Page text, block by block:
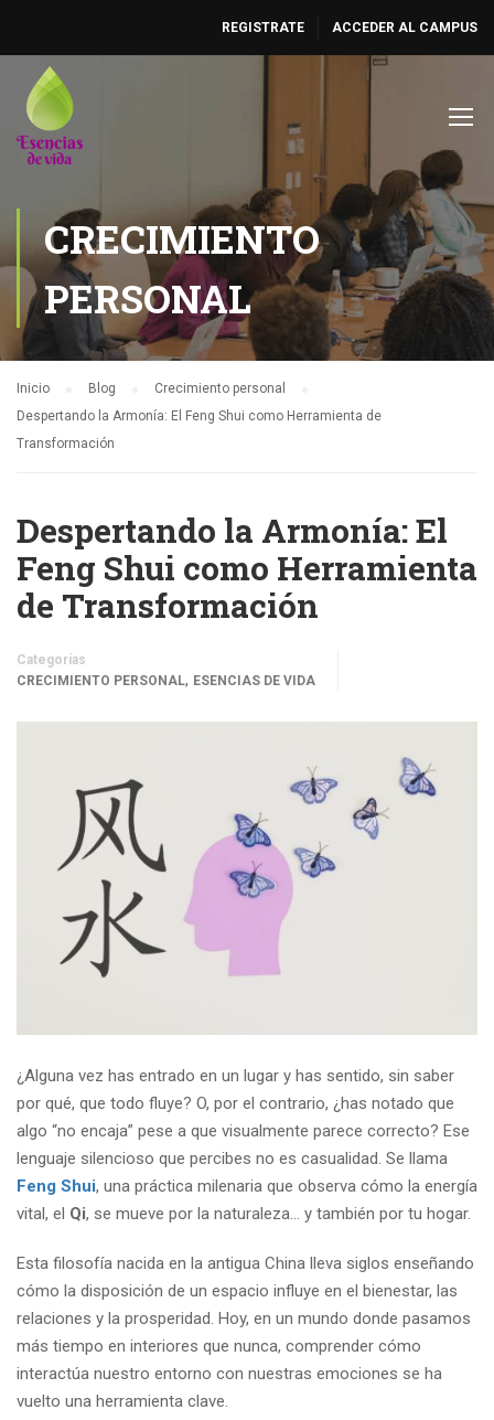
REGISTRATE ACCEDER AL CAMPUS
CRECIMIENTO
PERSONAL
Inicio Blog
Crecimiento personal
Despertando la Armonía: El Feng Shui como Herramienta de
Transformación
Despertando la Armonía: El
Feng Shui como Herramienta
de Transformación
Categorías
CRECIMIENTO PERSONAL, ESENCIAS DE VIDA
¿Alguna vez has entrado en un lugar y has sentido, sin saber
por qué, que todo fluye? O, por el contrario, ¿has notado que
algo “no encaja” pese a que visualmente parece correcto? Ese
lenguaje silencioso que percibes no es casualidad. Se llama
Feng Shui, una práctica milenaria que observa cómo la energía
vital, el Qi, se mueve por la naturaleza… y también por tu hogar.
Esta filosofía nacida en la antigua China lleva siglos enseñando
cómo la disposición de un espacio influye en el bienestar, las
relaciones y la prosperidad. Hoy, en un mundo donde pasamos
más tiempo en interiores que nunca, comprender cómo
interactúa nuestro entorno con nuestras emociones se ha
vuelto una herramienta clave.